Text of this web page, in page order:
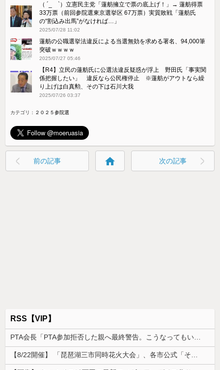
（ ´_ゝ`）立憲民主党「蓮舫擁立で票の底上げ！」→ 蓮舫得票
33万票（前回参院選東京選挙区 67万票）実質敗戦「蓮舫氏
の“割込み出馬”がなければ…」
2025/07/28 11:02
蓮舫の公職選挙法違反による当選無効を求める署名、94,000筆
突破ｗｗｗｗ
2025/07/27 05:46
【R4】立民の蓮舫氏に公選法違反疑惑が浮上 野田氏「事実関
係把握したい」 違反なら公民権停止 ※蓮舫がアウトなら繰
り上げは白真勲、その下は石川大我
2025/07/26 03:37
カテゴリ： ２０２５参院選
前の記事 home 次の記事
RSS【VIP】